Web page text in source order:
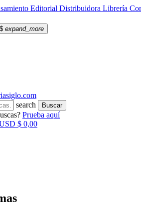
Editorial Distribuidora Librería
expand_more
siglo.com
search
Buscar
Prueba aquí
$ 0,00